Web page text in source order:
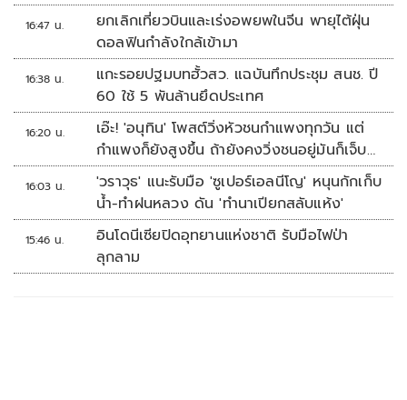
16:47 น.
ยกเลิกเที่ยวบินและเร่งอพยพในจีน พายุไต้ฝุ่น
ดอลฟินกำลังใกล้เข้ามา
16:38 น.
แกะรอยปฐมบทฮั้วสว. แฉบันทึกประชุม สนช. ปี
60 ใช้ 5 พันล้านยึดประเทศ
16:20 น.
เอ๊ะ! 'อนุทิน' โพสต์วิ่งหัวชนกำแพงทุกวัน แต่
กำแพงก็ยังสูงขึ้น ถ้ายังคงวิ่งชนอยู่มันก็เจ็บ
หัวอีก
16:03 น.
'วราวุธ' แนะรับมือ 'ซูเปอร์เอลนีโญ' หนุนกักเก็บ
น้ำ-ทำฝนหลวง ดัน 'ทำนาเปียกสลับแห้ง'
15:46 น.
อินโดนีเซียปิดอุทยานแห่งชาติ รับมือไฟป่า
ลุกลาม